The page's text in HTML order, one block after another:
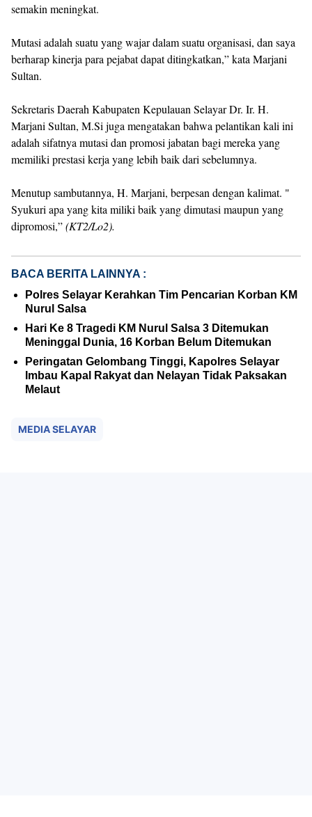
semakin meningkat.
Mutasi adalah suatu yang wajar dalam suatu organisasi, dan saya
berharap kinerja para pejabat dapat ditingkatkan,” kata Marjani
Sultan.
Sekretaris Daerah Kabupaten Kepulauan Selayar Dr. Ir. H.
Marjani Sultan, M.Si juga mengatakan bahwa pelantikan kali ini
adalah sifatnya mutasi dan promosi jabatan bagi mereka yang
memiliki prestasi kerja yang lebih baik dari sebelumnya.
Menutup sambutannya, H. Marjani, berpesan dengan kalimat. "
Syukuri apa yang kita miliki baik yang dimutasi maupun yang
dipromosi,”(KT2/Lo2).
BACA BERITA LAINNYA :
Polres Selayar Kerahkan Tim Pencarian Korban KM
Nurul Salsa
Hari Ke 8 Tragedi KM Nurul Salsa 3 Ditemukan
Meninggal Dunia, 16 Korban Belum Ditemukan
Peringatan Gelombang Tinggi, Kapolres Selayar
Imbau Kapal Rakyat dan Nelayan Tidak Paksakan
Melaut
MEDIA SELAYAR